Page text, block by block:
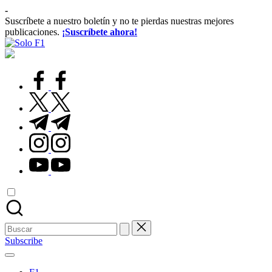
Saltar
al
contenido
-
Suscríbete a nuestro boletín y no te pierdas nuestras mejores
publicaciones. ¡Suscríbete ahora!
Para
facebook.com
twitter.com
t.me
instagram.com
youtube.com
Buscar:
Subscribe